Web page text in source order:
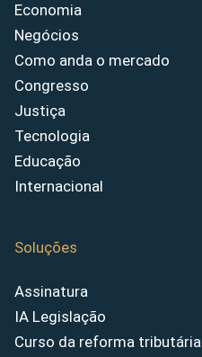
Economia
Negócios
Como anda o mercado
Congresso
Justiça
Tecnologia
Educação
Internacional
Soluções
Assinatura
IA Legislação
Curso da reforma tributária